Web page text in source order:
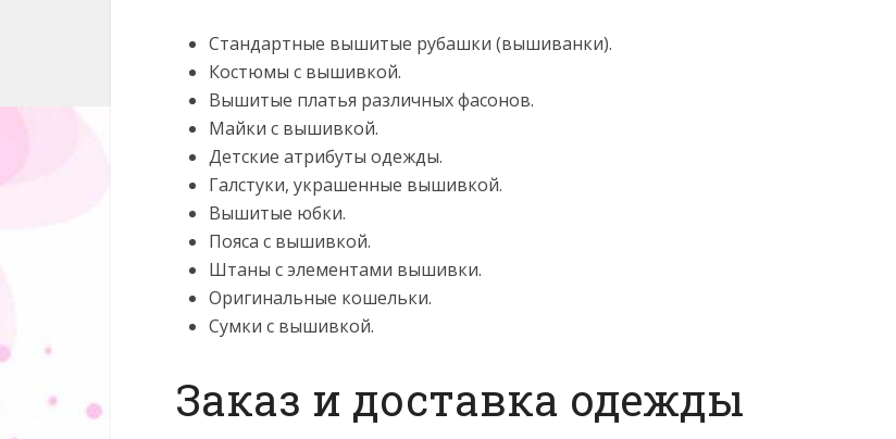
Стандартные вышитые рубашки (вышиванки).
Костюмы с вышивкой.
Вышитые платья различных фасонов.
Майки с вышивкой.
Детские атрибуты одежды.
Галстуки, украшенные вышивкой.
Вышитые юбки.
Пояса с вышивкой.
Штаны с элементами вышивки.
Оригинальные кошельки.
Сумки с вышивкой.
Заказ и доставка одежды